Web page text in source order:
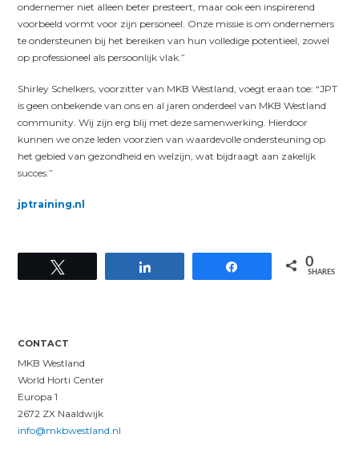
ondernemer niet alleen beter presteert, maar ook een inspirerend
voorbeeld vormt voor zijn personeel. Onze missie is om ondernemers
te ondersteunen bij het bereiken van hun volledige potentieel, zowel
op professioneel als persoonlijk vlak.”
Shirley Schelkers, voorzitter van MKB Westland, voegt eraan toe: “JPT
is geen onbekende van ons en al jaren onderdeel van MKB Westland
community. Wij zijn erg blij met deze samenwerking. Hierdoor
kunnen we onze leden voorzien van waardevolle ondersteuning op
het gebied van gezondheid en welzijn, wat bijdraagt aan zakelijk
succes.”
jptraining.nl
0
SHARES
CONTACT
MKB Westland
World Horti Center
Europa 1
2672 ZX Naaldwijk
info@mkbwestland.nl